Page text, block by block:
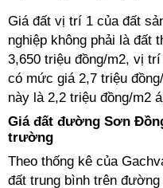
Giá đất vị trí 1 của đất
nghiệp không phải là đất
3,650 triệu đồng/m2, vị
có mức giá 2,7 triệu
này là 2,2 triệu đồng/m2
Giá đất đường Sơn
trường
Theo thống kê của
đất trung bình trên